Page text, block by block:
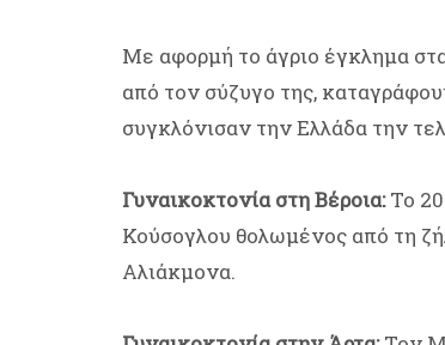
Με αφορμή το άγριο έγκλημα
από τον σύζυγο της,
συγκλόνισαν την Ελλάδα την
Γυναικοκτονία στη Βέροια:Το
Κούσογλου θολωμένος από τη
Αλιάκμονα.